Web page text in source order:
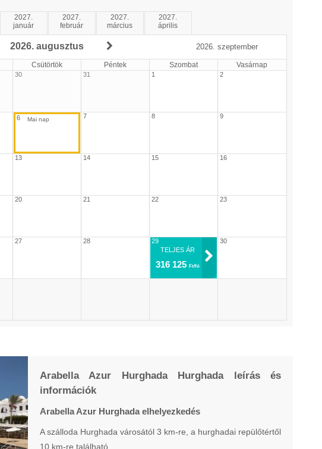
2027.
január
2027.
február
2027.
március
2027.
április
2026. augusztus 2026. szeptember
Csütörtök Péntek Szombat Vasárnap
30 31 1 2
6 7 8 9
13 14 15 16
20 21 22 23
27 28
29
TELJES ÁR
316 125Ft/fő
30
Arabella Azur Hurghada Hurghada leírás és
információk
Arabella Azur Hurghada elhelyezkedés
A szálloda Hurghada városától 3 km-re, a hurghadai repülőtértől
10 km-re található.